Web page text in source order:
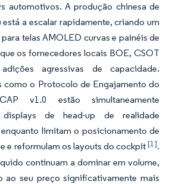
automotivos. A produção chinesa de
a escalar rapidamente, criando um
telas AMOLED curvas e painéis de
os fornecedores locais BOE, CSOT
agressivas de capacidade.
como o Protocolo de Engajamento do
v1.0 estão simultaneamente
displays de head-up de realidade
limitam o posicionamento de
e reformulam os layouts do cockpit[1].
continuam a dominar em volume,
ao seu preço significativamente mais